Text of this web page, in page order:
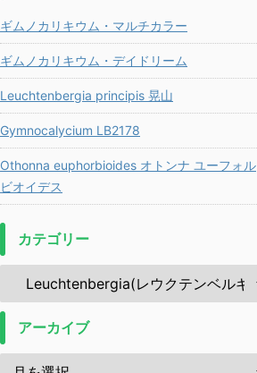
ギムノカリキウム・マルチカラー
ギムノカリキウム・デイドリーム
Leuchtenbergia principis 晃山
Gymnocalycium LB2178
Othonna euphorbioides オトンナ ユーフォル
ビオイデス
カテゴリー
アーカイブ